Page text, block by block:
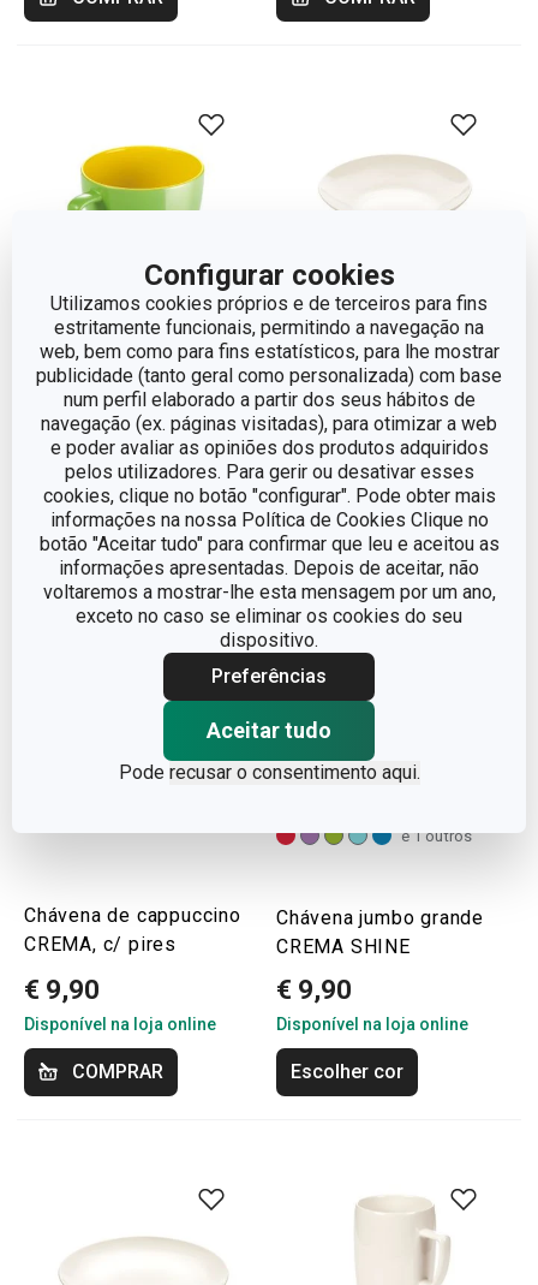
Configurar cookies
Utilizamos cookies próprios e de terceiros para fins
estritamente funcionais, permitindo a navegação na
web, bem como para fins estatísticos, para lhe mostrar
publicidade (tanto geral como personalizada) com base
num perfil elaborado a partir dos seus hábitos de
navegação (ex. páginas visitadas), para otimizar a web
e poder avaliar as opiniões dos produtos adquiridos
pelos utilizadores. Para gerir ou desativar esses
cookies, clique no botão "configurar". Pode obter mais
informações na nossa Política de Cookies Clique no
botão "Aceitar tudo" para confirmar que leu e aceitou as
informações apresentadas. Depois de aceitar, não
voltaremos a mostrar-lhe esta mensagem por um ano,
exceto no caso se eliminar os cookies do seu
dispositivo.
Preferências
Aceitar tudo
Pode recusar o consentimento aqui.
e 1 outros
Chávena jumbo CREMA
SHINE
€ 7,90
Disponível na loja online
Escolher cor
Prato de sopa CREMA,
22 cm
€ 9,90
Indisponível na loja online
Monitorizar produto
Chávena de cappuccino
CREMA, c/ pires
€ 9,90
Disponível na loja online
COMPRAR
e 1 outros
Chávena jumbo grande
CREMA SHINE
€ 9,90
Disponível na loja online
Escolher cor